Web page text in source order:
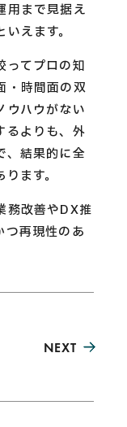
用まで見据え
えます。
ってプロの知
・時間面の双
ウハウがない
るよりも、外
、結果的に全
ます。
務改善やDX推
つ再現性のあ
NEXT